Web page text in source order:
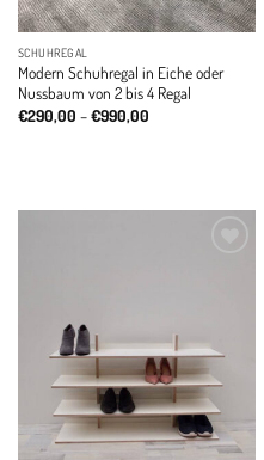
SCHUHREGAL
Modern Schuhregal in Eiche oder
Nussbaum von 2 bis 4 Regal
€290,00 –€990,00Price